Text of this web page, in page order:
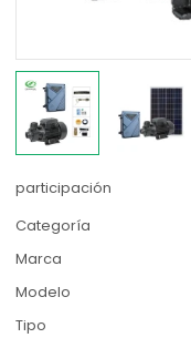
participación
Categoría
Marca
Modelo
Tipo